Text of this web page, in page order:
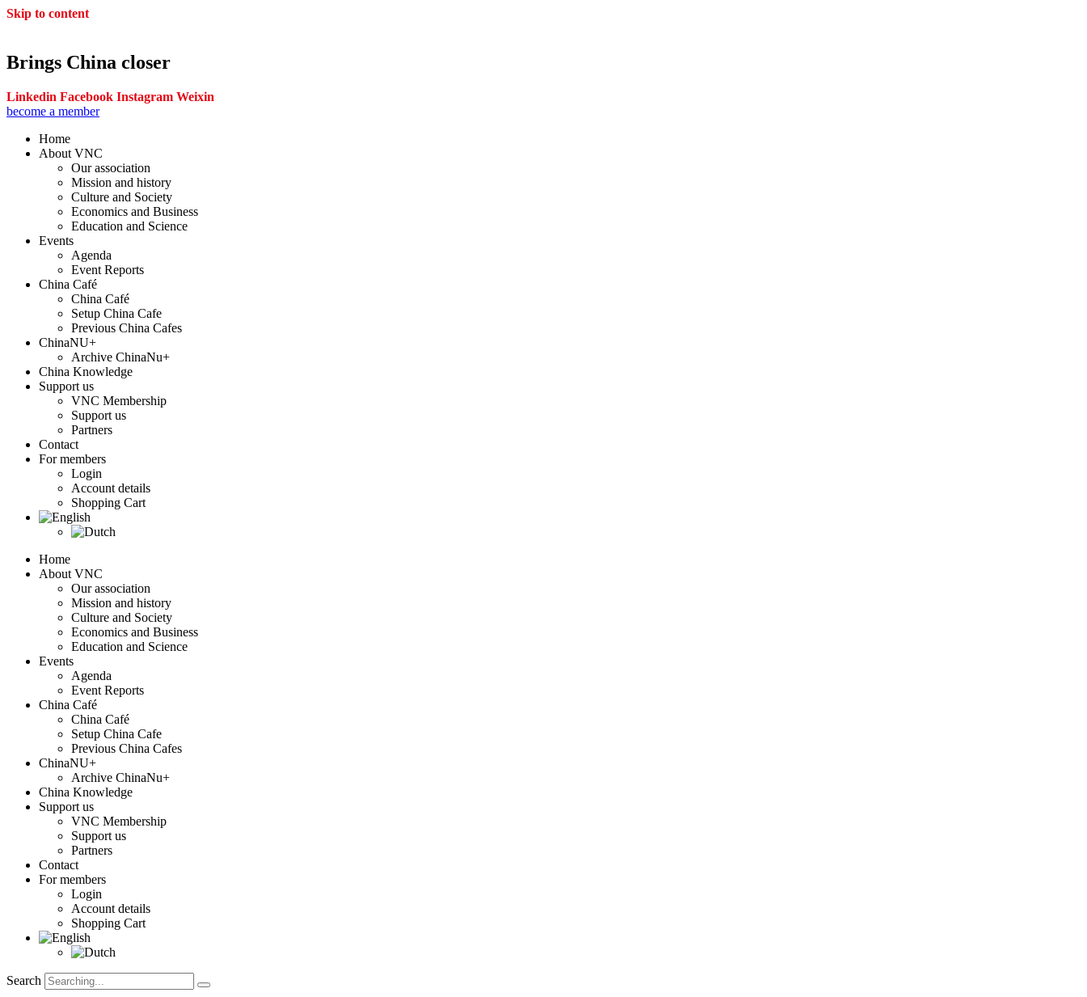
Skip to content
Brings China closer
Linkedin Facebook Instagram Weixin
become a member
Home
About VNC
Our association
Mission and history
Culture and Society
Economics and Business
Education and Science
Events
Agenda
Event Reports
China Café
China Café
Setup China Cafe
Previous China Cafes
ChinaNU+
Archive ChinaNu+
China Knowledge
Support us
VNC Membership
Support us
Partners
Contact
For members
Login
Account details
Shopping Cart
Home
About VNC
Our association
Mission and history
Culture and Society
Economics and Business
Education and Science
Events
Agenda
Event Reports
China Café
China Café
Setup China Cafe
Previous China Cafes
ChinaNU+
Archive ChinaNu+
China Knowledge
Support us
VNC Membership
Support us
Partners
Contact
For members
Login
Account details
Shopping Cart
Search